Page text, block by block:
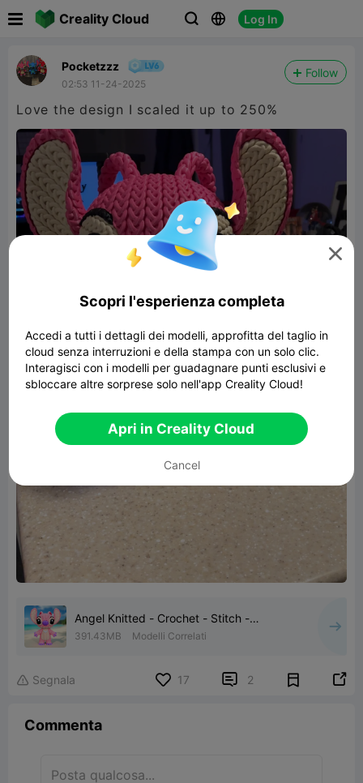
Creality Cloud   Log In
Pocketzzz
02:53 11-24-2025
Follow
Love the design I scaled it up to 250%
Angel Knitted - Crochet - Stitch -
Multipart
391.43MB Modelli Correlati
 Segnala 17  2 
Commenta

Scopri l'esperienza completa
Accedi a tutti i dettagli dei modelli, approfitta del taglio in
cloud senza interruzioni e della stampa con un solo clic.
Interagisci con i modelli per guadagnare punti esclusivi e
sbloccare altre sorprese solo nell'app Creality Cloud!
Apri in Creality Cloud
Cancel